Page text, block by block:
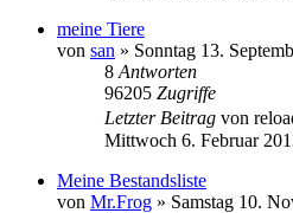
meine Tiere
von san » Sonntag 13.
8 Antworten
96205 Zugriffe
Letzter Beitrag von
Mittwoch 6. Februar
Meine Bestandsliste
von Mr.Frog » Samstag 10.